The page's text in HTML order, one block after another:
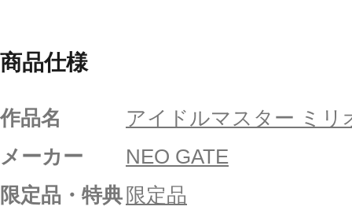
商品仕様
作品名
アイドルマスター ミリ
メーカー
NEO GATE
限定品・特典 限定品